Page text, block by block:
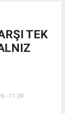
TEK
- 11:39